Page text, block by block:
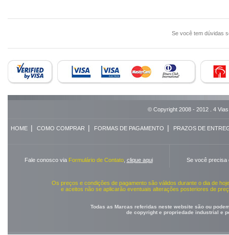
Se você tem dúvidas
© Copyright 2008 - 2012 . 4
HOME| COMO COMPRAR | FORMAS DE PAGAMENTO | PRAZOS DE
Fale conosco via Formulário de Contato, clique aqui Se você precisa
Os preços e condições de pagamento são válidos durante o dia de
e aceitos não se aplicarão eventuais alterações posteriores de
Todas as Marcas referidas neste website são ou
de copyright e propriedade industrial e